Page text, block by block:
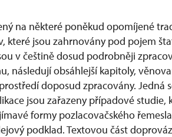
na některé poněkud opomíjené
jsou zahrnovány pod pojem
v češtině dosud podrobněji
následují obsáhlejší kapitoly,
doposud zpracovány. Jedná
jsou zařazeny případové studie,
formy pozlacovačského
podklad. Textovou část